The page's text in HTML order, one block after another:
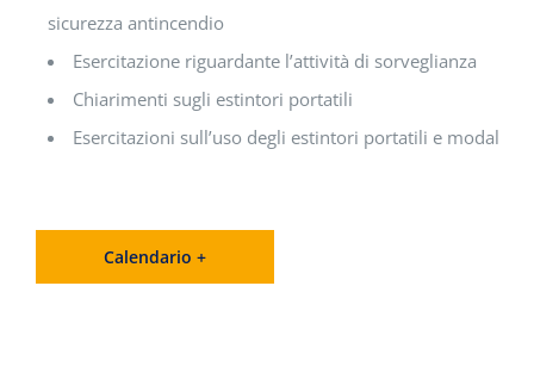
sicurezza antincendio
Esercitazione riguardante l’attività di sorveglianza
Chiarimenti sugli estintori portatili
Esercitazioni sull’uso degli estintori portatili e modalità
Calendario +